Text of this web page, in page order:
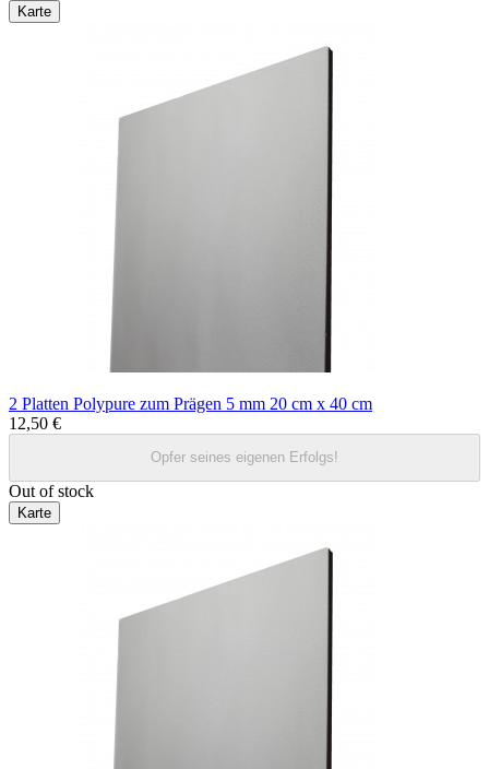
Karte
2 Platten Polypure zum Prägen 5 mm 20 cm x 40 cm
12,50 €
Opfer seines eigenen Erfolgs!
Out of stock
Karte